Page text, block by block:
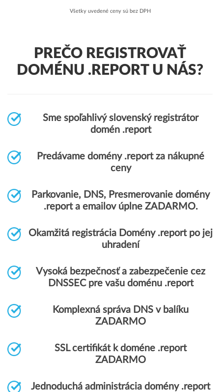
Všetky uvedené ceny sú bez DPH
PREČO REGISTROVAŤ
DOMÉNU .REPORT U NÁS?
Sme spoľahlivý slovenský registrátor
domén .report
Predávame domény .report za nákupné
ceny
Parkovanie, DNS, Presmerovanie domény
.report a emailov úplne ZADARMO.
Okamžitá registrácia Domény .report po jej
uhradení
Vysoká bezpečnosť a zabezpečenie cez
DNSSEC pre vašu doménu .report
Komplexná správa DNS v balíku
ZADARMO
SSL certifikát k doméne .report
ZADARMO
Jednoduchá administrácia domény .report